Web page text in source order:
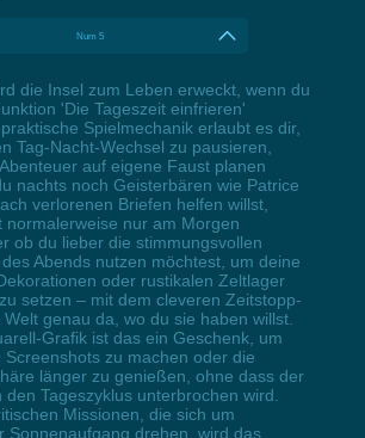
Num 5
die Insel zum Leben erweckt, wenn du
'Die Tageszeit einfrieren'
Spielmechanik erlaubt es dir,
Tag-Nacht-Wechsel zu pausieren,
auf eigene Faust planen
nachts noch Geisterbären wie Patrice
verlorenen Briefen helfen willst,
normalerweise nur am Morgen
ob du lieber die stimmungsvollen
Abends nutzen möchtest, um deine
oder rustikalen Zeltlager
setzen – mit dem cleveren Zeitstopp-
genau da, wo du sie haben willst.
Grafik ist das ein Geschenk, um
zu machen oder die
länger zu genießen, ohne dass der
Tageszyklus unterbrochen wird.
Missionen, die sich um
Sonnenaufgang drehen, wird das